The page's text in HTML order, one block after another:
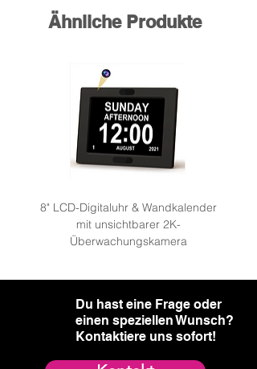
Ähnliche Produkte
8" LCD-Digitaluhr & Wandkalender
mit unsichtbarer 2K-
Überwachungskamera
Du hast eine Frage oder
einen speziellen Wunsch?​
Kontaktiere uns sofort!